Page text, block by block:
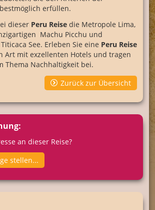
erfüllen.
dieser Peru Reise die Metropole Lima,
Machu Picchu und
See. Erleben Sie eine Peru Reise
Art mit exzellenten Hotels und tragen
Thema Nachhaltigkeit bei.
Zurück zur Übersicht
an dieser Reise?
stellen...